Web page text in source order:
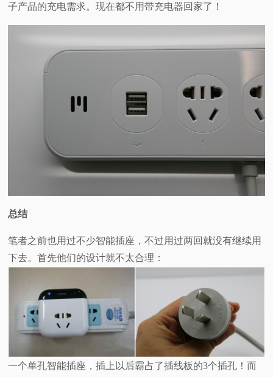
子产品的充电需求。现在都不用带充电器回家了！
总结
笔者之前也用过不少智能插座，不过用过两回就没有继续用
下去。首先他们的设计就不太合理：
一个单孔智能插座，插上以后霸占了插线板的3个插孔！而